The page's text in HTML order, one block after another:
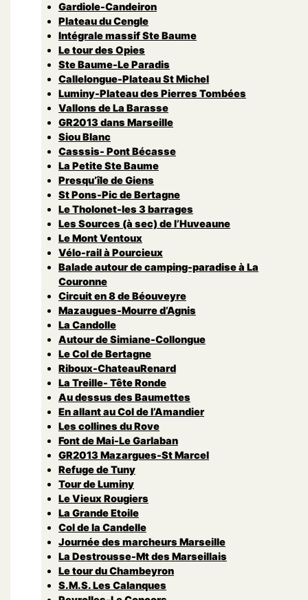
Gardiole-Candeiron
Plateau du Cengle
Intégrale massif Ste Baume
Le tour des Opies
Ste Baume-Le Paradis
Callelongue-Plateau St Michel
Luminy-Plateau des Pierres Tombées
Vallons de La Barasse
GR2013 dans Marseille
Siou Blanc
Casssis- Pont Bécasse
La Petite Ste Baume
Presqu’île de Giens
St Pons-Pic de Bertagne
Le Tholonet-les 3 barrages
Les Sources (à sec) de l’Huveaune
Le Mont Ventoux
Vélo-rail à Pourcieux
Balade autour de camping-paradise à La
Couronne
Circuit en 8 de Béouveyre
Mazaugues-Mourre d’Agnis
La Candolle
Autour de Simiane-Collongue
Le Col de Bertagne
Riboux-ChateauRenard
La Treille- Tête Ronde
Au dessus des Baumettes
En allant au Col de l’Amandier
Les collines du Rove
Font de Mai-Le Garlaban
GR2013 Mazargues-St Marcel
Refuge de Tuny
Tour de Luminy
Le Vieux Rougiers
La Grande Etoile
Col de la Candelle
Journée des marcheurs Marseille
La Destrousse-Mt des Marseillais
Le tour du Chambeyron
S.M.S. Les Calanques